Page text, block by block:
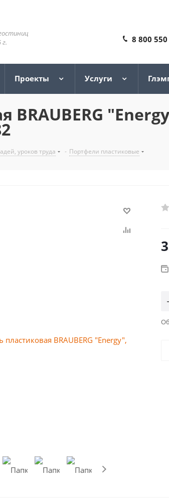
8 800
Проекты Услуги
уроков труда - Портфели пластиковые